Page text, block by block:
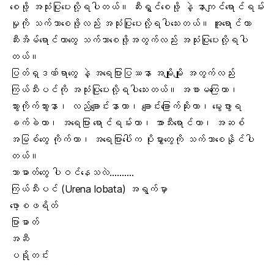
စေဖို့ အသုံးပြုပေးလို့ရပါတယ်။ ဆီးရွှင်စေဖို့ နဲ့ နာကျင်ရောင်ရမ်း
မှုကို သက်သာစေဖို့လည်း အသုံးပြုပေးလို့ရပါသေးတယ်။ အူရောင်တာ
ဆီးအိမ်ရောင်တာတွေ သက်သာစေဖို့အတွက်လည်း အသုံးပြုပေးလို့ရပါ
တယ်။
ပြတ်ရှဒဏ်ရာတွေ နဲ့ အရေပြားပြဿနာ အမျိုးမျိုး အတွက်လည်း
ကြယ်သီးပင်ကို အသုံးပြုပေးလို့ရပါသေးတယ်။ အစာမကြေတာ၊
သွားကိုက်သွားနာ ၊ လည်ချောင်းနာတာ၊ ချောင်းခြောက်ဆိုးတာ၊ မွေးဖွားရ
ခက်ခဲတာ၊ အရေပြား ရောင်ရမ်းတာ၊
အာသီးရောင်တာ၊ အဆစ်
အမြစ်တွေ ကိုက်တာ၊ အရေပြားပေါ်က ပိုးမွှားတွေကို သက်သာစေနိုင်ပါ
တယ်။
ဘာဓာတ်​တွေ ပါဝင်နေသလဲ……….
ကြယ်သီးပင် (Urena lobata) အရွက်မှာ
ဖော့စဖရိတ်
ပြာဓာတ်
အဆီ
ပရိုတင်း